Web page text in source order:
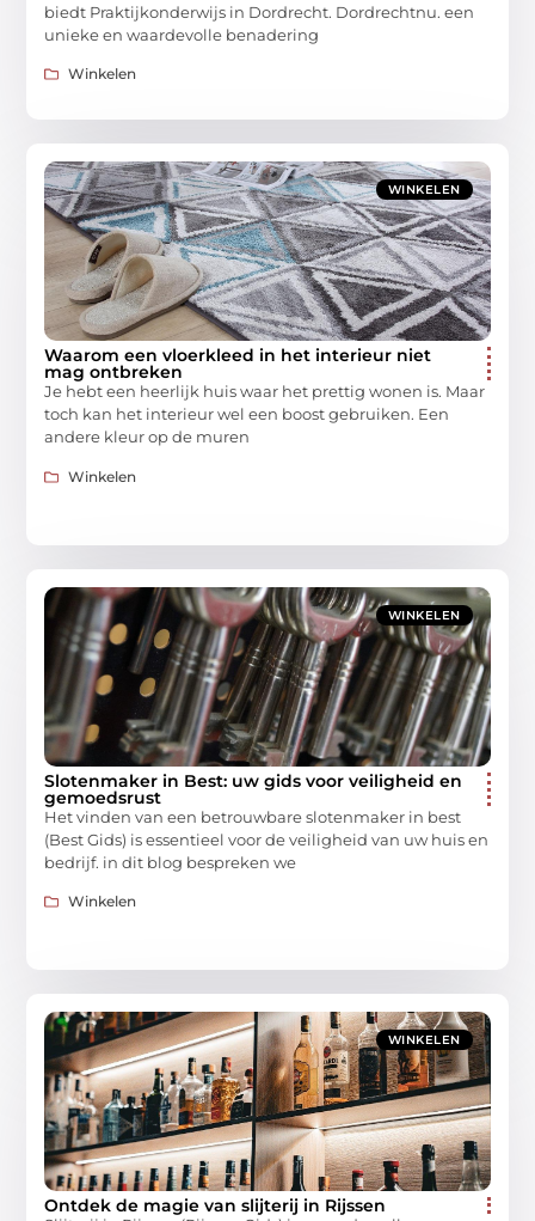
biedt Praktijkonderwijs in Dordrecht. Dordrechtnu. een
unieke en waardevolle benadering
Winkelen
WINKELEN
Waarom een vloerkleed in het interieur niet
mag ontbreken
Je hebt een heerlijk huis waar het prettig wonen is. Maar
toch kan het interieur wel een boost gebruiken. Een
andere kleur op de muren
Winkelen
WINKELEN
Slotenmaker in Best: uw gids voor veiligheid en
gemoedsrust
Het vinden van een betrouwbare slotenmaker in best
(Best Gids) is essentieel voor de veiligheid van uw huis en
bedrijf. in dit blog bespreken we
Winkelen
WINKELEN
Ontdek de magie van slijterij in Rijssen